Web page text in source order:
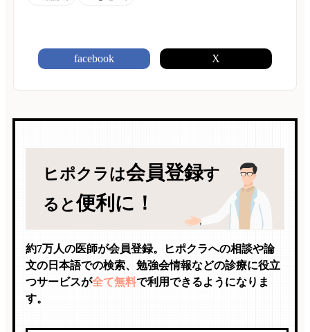
facebook X
ヒポクラは会員登録す
ると便利に！
約7万人の医師が会員登録。ヒポクラへの相談や論
文の日本語での検索、勉強会情報などの診療に役立
つサービスが全て無料で利用できるようになりま
す。